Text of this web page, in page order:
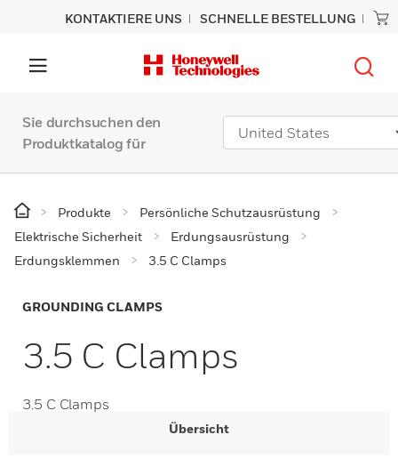
KONTAKTIERE UNS SCHNELLE BESTELLUNG
Sie durchsuchen den
Produktkatalog für
Produkte
Persönliche Schutzausrüstung
Elektrische Sicherheit
Erdungsausrüstung
Erdungsklemmen
3.5 C Clamps
GROUNDING CLAMPS
3.5 C Clamps
3.5 C Clamps
Übersicht